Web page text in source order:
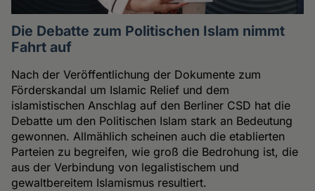
Die Debatte zum Politischen Islam nimmt
Fahrt auf
Nach der Veröffentlichung der Dokumente zum
Förderskandal um Islamic Relief und dem
islamistischen Anschlag auf den Berliner CSD hat die
Debatte um den Politischen Islam stark an Bedeutung
gewonnen. Allmählich scheinen auch die etablierten
Parteien zu begreifen, wie groß die Bedrohung ist, die
aus der Verbindung von legalistischem und
gewaltbereitem Islamismus resultiert.